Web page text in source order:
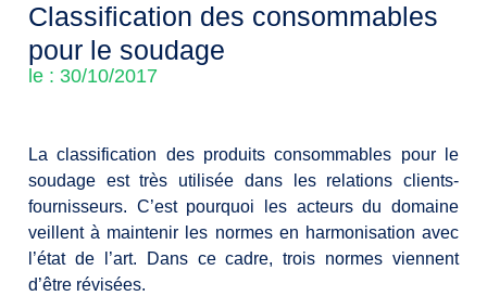
Classification des consommables
pour le soudage
le : 30/10/2017
La classification des produits consommables pour le
soudage est très utilisée dans les relations clients-
fournisseurs. C’est pourquoi les acteurs du domaine
veillent à maintenir les normes en harmonisation avec
l’état de l’art. Dans ce cadre, trois normes viennent
d’être révisées.